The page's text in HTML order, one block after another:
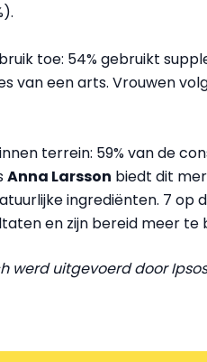
toe: 54% gebruikt
van een arts. Vrouwen
terrein: 59% van de
Anna Larsson biedt dit
ingrediënten. 7 op
en zijn bereid meer te
werd uitgevoerd door